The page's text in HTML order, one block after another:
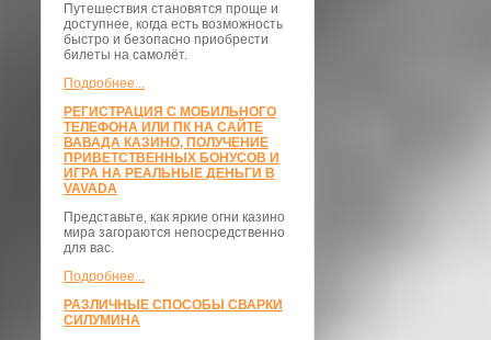
Путешествия становятся проще и
доступнее, когда есть возможность
быстро и безопасно приобрести
билеты на самолёт.
Подробнее...
РЕГИСТРАЦИЯ С МОБИЛЬНОГО
ТЕЛЕФОНА ИЛИ ПК НА САЙТЕ
ВАВАДА КАЗИНО, ПОЛУЧЕНИЕ
ПРИВЕТСТВЕННЫХ БОНУСОВ И
ИГРА НА РЕАЛЬНЫЕ ДЕНЬГИ В
VAVADA
Представьте, как яркие огни казино
мира загораются непосредственно
для вас.
Подробнее...
РАЗЛИЧНЫЕ СПОСОБЫ СВАРКИ
СИЛУМИНА